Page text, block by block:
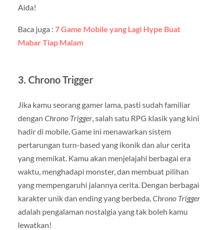
Aida!
Baca juga : 7 Game Mobile yang Lagi Hype Buat
Mabar Tiap Malam
3. Chrono Trigger
Jika kamu seorang gamer lama, pasti sudah familiar
dengan Chrono Trigger, salah satu RPG klasik yang kini
hadir di mobile. Game ini menawarkan sistem
pertarungan turn-based yang ikonik dan alur cerita
yang memikat. Kamu akan menjelajahi berbagai era
waktu, menghadapi monster, dan membuat pilihan
yang mempengaruhi jalannya cerita. Dengan berbagai
karakter unik dan ending yang berbeda, Chrono Trigger
adalah pengalaman nostalgia yang tak boleh kamu
lewatkan!